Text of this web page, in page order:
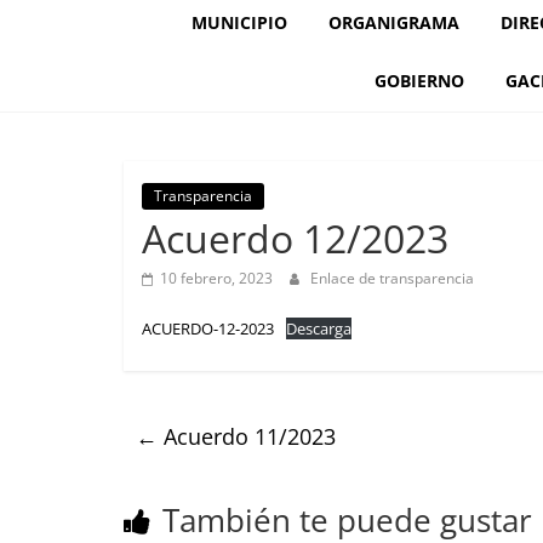
MUNICIPIO ORGANIGRAMA
GOBIERNO
Transparencia
Acuerdo 12/2023
10 febrero, 2023 Enlace de transparencia
ACUERDO-12-2023 Descarga
← Acuerdo 11/2023
También te puede gustar